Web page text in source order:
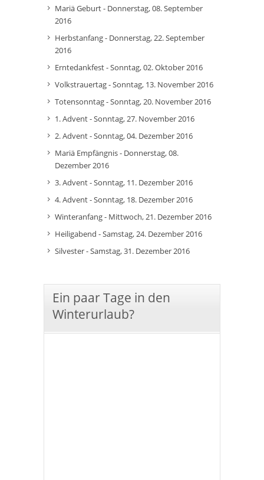
Mariä Geburt - Donnerstag, 08. September
2016
Herbstanfang - Donnerstag, 22. September
2016
Erntedankfest - Sonntag, 02. Oktober 2016
Volkstrauertag - Sonntag, 13. November 2016
Totensonntag - Sonntag, 20. November 2016
1. Advent - Sonntag, 27. November 2016
2. Advent - Sonntag, 04. Dezember 2016
Mariä Empfängnis - Donnerstag, 08.
Dezember 2016
3. Advent - Sonntag, 11. Dezember 2016
4. Advent - Sonntag, 18. Dezember 2016
Winteranfang - Mittwoch, 21. Dezember 2016
Heiligabend - Samstag, 24. Dezember 2016
Silvester - Samstag, 31. Dezember 2016
Ein paar Tage in den
Winterurlaub?